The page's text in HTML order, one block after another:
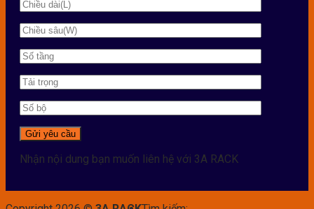
Nhận nội dung bạn muốn liên hệ với 3A RACK